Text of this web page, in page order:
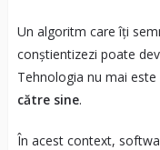
Un algoritm care îți
conștientizezi poate
Tehnologia nu mai
către sine.
În acest context,